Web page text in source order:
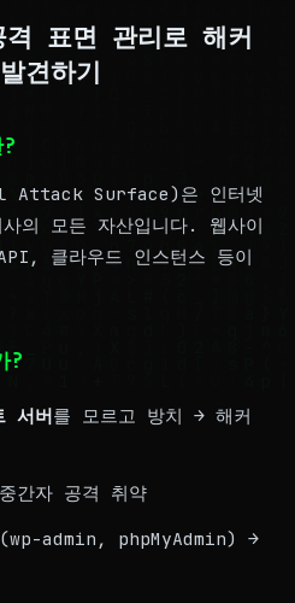
격 표면 관리로 해커
견하기
Attack Surface)은 인터넷
의 모든 자산입니다. 웹사이
클라우드 인스턴스 등이
?
서버를 모르고 방치 → 해커
간자 공격 취약
(wp-admin, phpMyAdmin) →